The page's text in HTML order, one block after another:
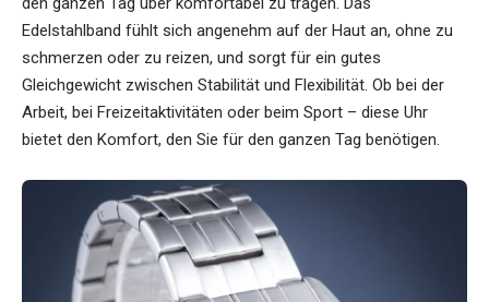
Edelstahlband fühlt sich angenehm auf der Haut an, ohne zu
schmerzen oder zu reizen, und sorgt für ein gutes
Gleichgewicht zwischen Stabilität und Flexibilität. Ob bei der
Arbeit, bei Freizeitaktivitäten oder beim Sport – diese Uhr
bietet den Komfort, den Sie für den ganzen Tag benötigen.